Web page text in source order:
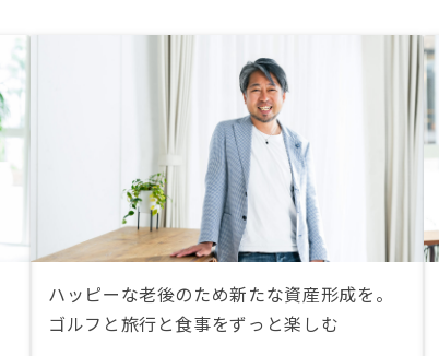
ハッピーな老後のため新たな資産形成を。
ゴルフと旅行と食事をずっと楽しむ